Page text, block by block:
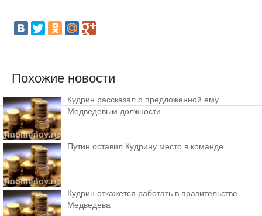
Похожие новости
Кудрин рассказал о предложенной ему
Медведевым должности
Путин оставил Кудрину место в команде
Кудрин откажется работать в правительстве
Медведева